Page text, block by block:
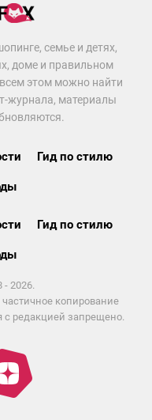
семье и детях,
доме и правильном
этом можно найти
журнала, материалы
Гид по стилю
Гид по стилю
- 2026.
копирование
с редакцией запрещено.